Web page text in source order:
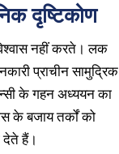
दृष्टिकोण
नहीं करते। लक
प्राचीन सामुद्रिक
के गहन अध्ययन का
के बजाय तर्कों को
देते हैं।